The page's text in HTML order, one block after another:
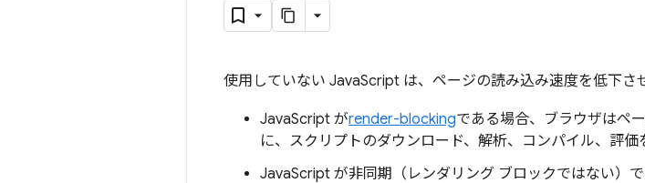
使用していない JavaScript は、ページの読み込み速度を低下さ
JavaScript がrender-blockingである場合、ブラウザはペ
に、スクリプトのダウンロード、解析、コンパイル、評価
JavaScript が非同期（レンダリング ブロックではない）